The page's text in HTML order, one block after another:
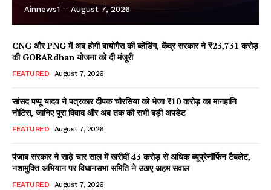
Facebook
X WhatsApp
Share
Ainnews1 - August 7, 2026
CNG और PNG में अब होगी बायोगैस की ब्लेंडिंग, केंद्र सरकार ने ₹23,731 करोड़
की GOBARdhan योजना को दी मंजूरी
FEATURED August 7, 2026
सांसद पप्पू यादव ने पत्रकार दीपक चौरसिया को भेजा ₹10 करोड़ का मानहानि
नोटिस, जानिए पूरा विवाद और अब तक की सभी बड़ी अपडेट
FEATURED August 7, 2026
पंजाब सरकार ने साढ़े चार साल में खरीदीं 43 करोड़ से अधिक ब्यूप्रेनॉर्फिन टैबलेट,
नशामुक्ति अभियान पर विधानसभा समिति ने उठाए अहम सवाल
FEATURED August 7, 2026